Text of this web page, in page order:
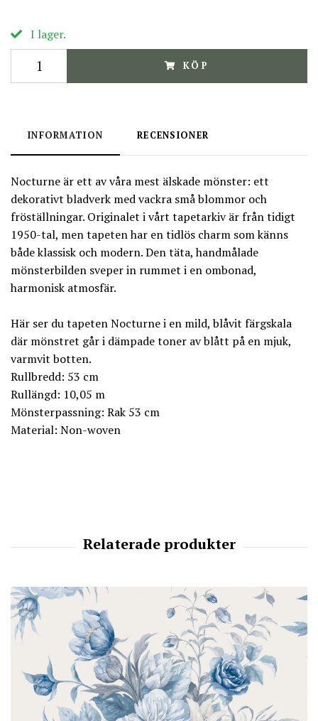
I lager.
KÖP
INFORMATION RECENSIONER
Nocturne är ett av våra mest älskade mönster: ett
dekorativt bladverk med vackra små blommor och
fröställningar. Originalet i vårt tapetarkiv är från tidigt
1950-tal, men tapeten har en tidlös charm som känns
både klassisk och modern. Den täta, handmålade
mönsterbilden sveper in rummet i en ombonad,
harmonisk atmosfär.
Här ser du tapeten Nocturne i en mild, blåvit färgskala
där mönstret går i dämpade toner av blått på en mjuk,
varmvit botten.
Rullbredd: 53 cm
Rullängd: 10,05 m
Mönsterpassning: Rak 53 cm
Material: Non-woven